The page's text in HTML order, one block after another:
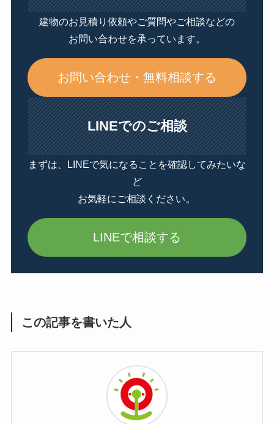
建物のお見積り依頼やご質問やご相談などの
お問い合わせを承っています。
お問い合わせ・無料相談する
LINEでのご相談
まずは、LINEで気になることを確認してみたいな
ど
お気軽にご相談ください。
LINEで相談する
この記事を書いた人